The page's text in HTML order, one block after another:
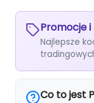
Promocje i
Najlepsze
Co to jest